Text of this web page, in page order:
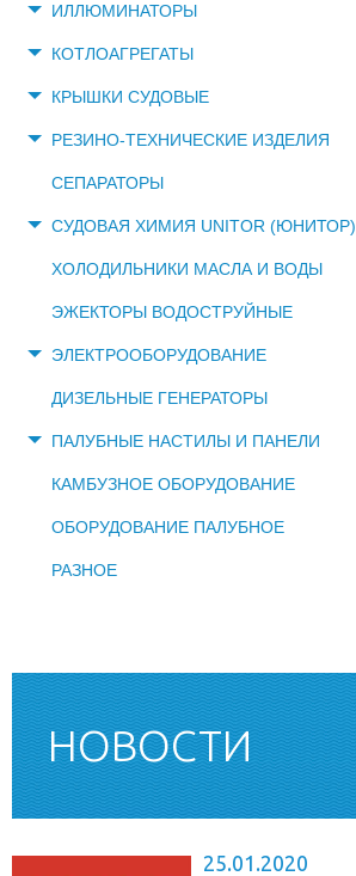
ИЛЛЮМИНАТОРЫ
КОТЛОАГРЕГАТЫ
КРЫШКИ СУДОВЫЕ
РЕЗИНО-ТЕХНИЧЕСКИЕ ИЗДЕЛИЯ
СЕПАРАТОРЫ
СУДОВАЯ ХИМИЯ UNITOR (ЮНИТОР)
ХОЛОДИЛЬНИКИ МАСЛА И ВОДЫ
ЭЖЕКТОРЫ ВОДОСТРУЙНЫЕ
ЭЛЕКТРООБОРУДОВАНИЕ
ДИЗЕЛЬНЫЕ ГЕНЕРАТОРЫ
ПАЛУБНЫЕ НАСТИЛЫ И ПАНЕЛИ
КАМБУЗНОЕ ОБОРУДОВАНИЕ
ОБОРУДОВАНИЕ ПАЛУБНОЕ
РАЗНОЕ
НОВОСТИ
25.01.2020